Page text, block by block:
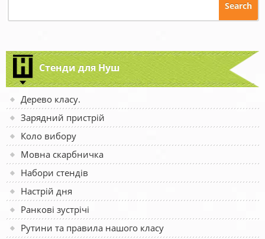
Стенди для Нуш
Дерево класу.
Зарядний пристрій
Коло вибору
Мовна скарбничка
Набори стендів
Настрій дня
Ранкові зустрічі
Рутини та правила нашого класу